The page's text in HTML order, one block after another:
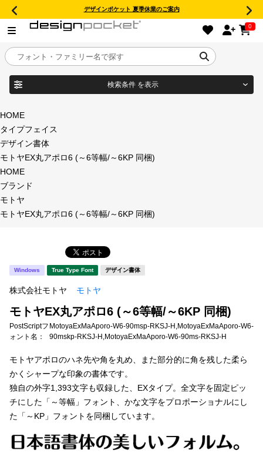
デザインポケット 夏季休業のご案内
0
目的別フォントガイド
特集
年間ライセンス商品
新着一覧
カート
マイページ
お気に入り
ご利用ガイド
検索条件 を表示
商品名
フォント形式
タイプフェイス
明朝体
宋朝体 清朝体
草書体
江戸文字 デザイン毛筆
すべてを表示
HOME
タイプフェイス
デザイン書体
モトヤEX丸アポロ6 (～6等幅/～6KP 同梱)
HOME
ブランド
モトヤ
モトヤEX丸アポロ6 (～6等幅/～6KP 同梱)
Windows True Type Font デザイン書体
株式会社モトヤ モトヤ
モトヤEX丸アポロ6 (～6等幅/～6KP 同梱)
PostScriptフ
ォント名：
MotoyaExMaAporo-W6-90msp-RKSJ-H,MotoyaExMaAporo-W6-
90mskp-RKSJ-H,MotoyaExMaAporo-W6-90ms-RKSJ-H
モトヤアポロのハネ先や角を丸め、また部分的に角を残した柔ら
かくシャープな印象の書体です。
独自の外字1,393文字も収録した、EXタイプ。全文字を固定ピッ
チにした「～等幅」フォント、かな文字をプロポーショナルにし
た「～KP」フォントを同梱しています。